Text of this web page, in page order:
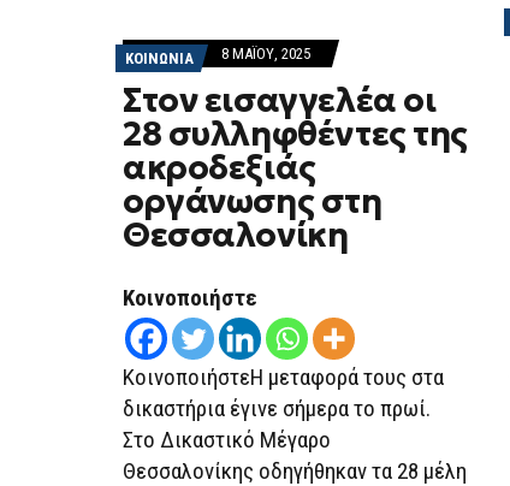
ΚΟΙΝΩΝΙΑ 8 ΜΑΪ́ΟΥ, 2025
Στον εισαγγελέα οι
28 συλληφθέντες της
ακροδεξιάς
οργάνωσης στη
Θεσσαλονίκη
Κοινοποιήστε
ΚοινοποιήστεΗ μεταφορά τους στα
δικαστήρια έγινε σήμερα το πρωί.
Στο Δικαστικό Μέγαρο
Θεσσαλονίκης οδηγήθηκαν τα 28 μέλη